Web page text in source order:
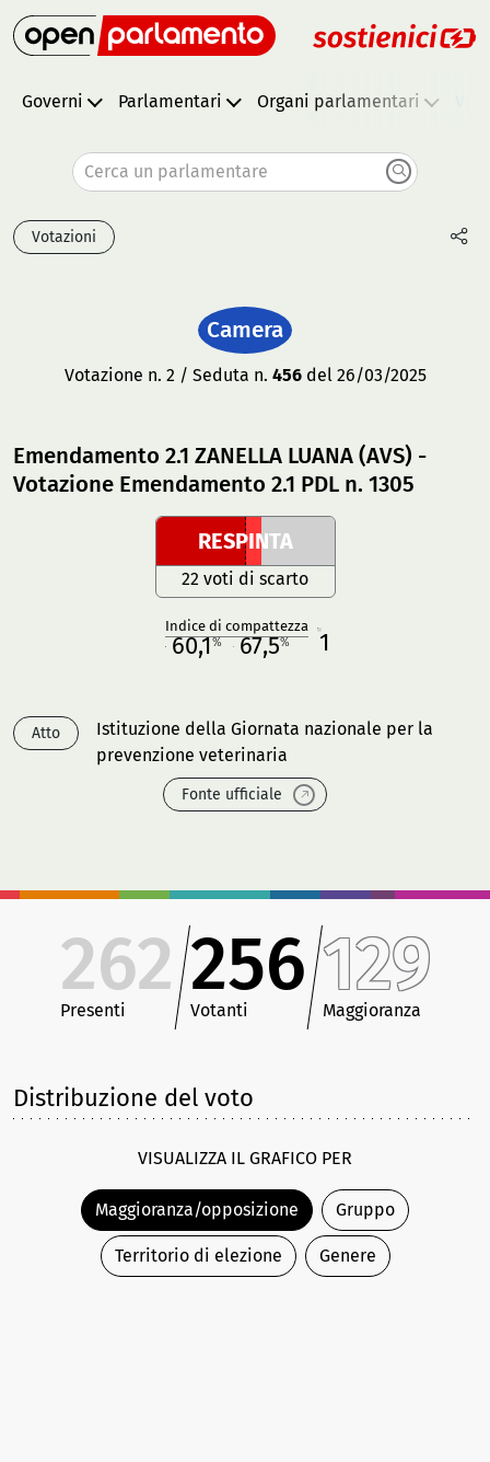
Governi Parlamentari Organi parlamentari
Cerca un parlamentare
Votazioni
Camera
Votazione n. 2 / Seduta n. 456del 26/03/2025
Emendamento 2.1 ZANELLA LUANA (AVS) -
Votazione Emendamento 2.1 PDL n. 1305
RESPINTA
22 voti di scarto
Indice di compattezza
60,1% 67,5% 1
Atto
Istituzione della Giornata nazionale per la
prevenzione veterinaria
Fonte ufficiale
262
Presenti
256
Votanti
129
Maggioranza
Distribuzione del voto
VISUALIZZA IL GRAFICO PER
Maggioranza/opposizione Gruppo
Territorio di elezione Genere